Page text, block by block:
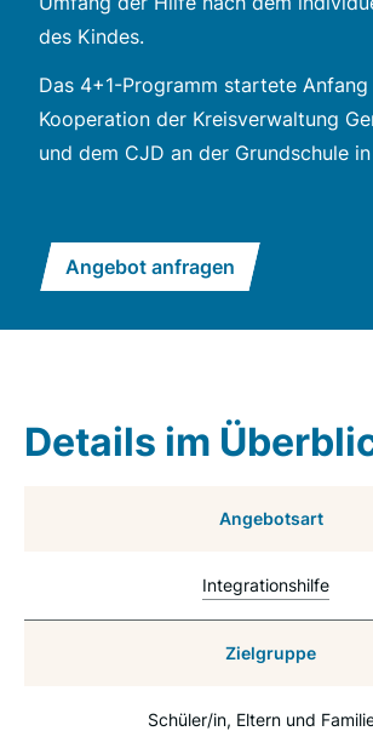
des Kindes.
Das 4+1-Programm startete Anfang
Kooperation der Kreisverwaltung
und dem CJD an der Grundschule
Angebot anfragen
Details im
Angebotsart
Integrationshilfe
Zielgruppe
Schüler/in Eltern und